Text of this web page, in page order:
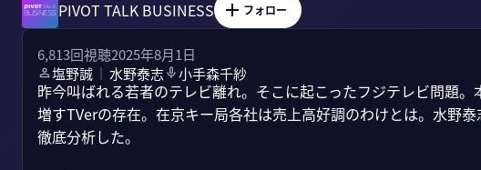
PIVOT TALK BUSINESS フォロー
6,813回視聴2025年8月1日
塩野誠 ｜ 水野泰志 小手森千紗
昨今叫ばれる若者のテレビ離れ。そこに起こったフジテレビ問題
増すTVerの存在。在京キー局各社は売上高好調のわけとは。水野
徹底分析した。